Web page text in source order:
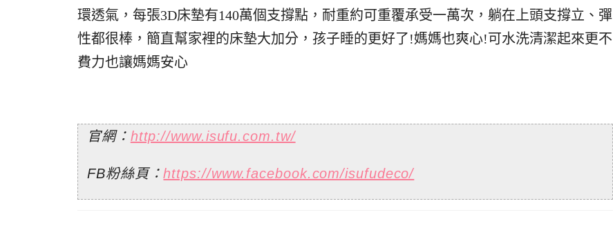
環透氣，每張3D床墊有140萬個支撐點，耐重約可重覆承受一萬次，躺在上頭支撐立、彈
性都很棒，簡直幫家裡的床墊大加分，孩子睡的更好了!媽媽也爽心!可水洗清潔起來更不
費力也讓媽媽安心
官網： http://www.isufu.com.tw/
FB粉絲頁：https://www.facebook.com/isufudeco/